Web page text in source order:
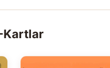
Kartlar